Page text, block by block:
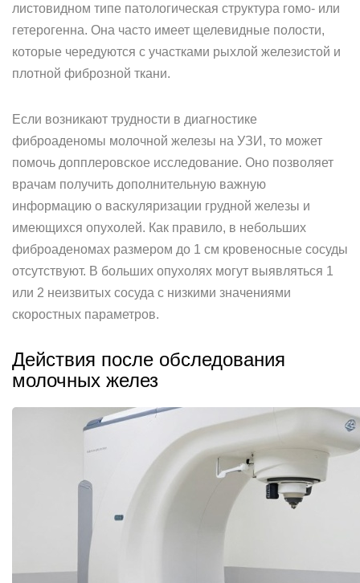
листовидном типе патологическая структура гомо- или
гетерогенна. Она часто имеет щелевидные полости,
которые чередуются с участками рыхлой железистой и
плотной фиброзной ткани.
Если возникают трудности в диагностике
фиброаденомы молочной железы на УЗИ, то может
помочь допплеровское исследование. Оно позволяет
врачам получить дополнительную важную
информацию о васкуляризации грудной железы и
имеющихся опухолей. Как правило, в небольших
фиброаденомах размером до 1 см кровеносные сосуды
отсутствуют. В больших опухолях могут выявляться 1
или 2 неизвитых сосуда с низкими значениями
скоростных параметров.
Действия после обследования
молочных желез